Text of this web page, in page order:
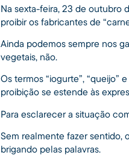
Na sexta-feira, 23 de outubro
proibir os fabricantes de
Ainda podemos sempre nos
vegetais, não.
Os termos “iogurte”, “queijo”
proibição se estende às
Para esclarecer a situação
Sem realmente fazer sentido,
brigando pelas palavras.